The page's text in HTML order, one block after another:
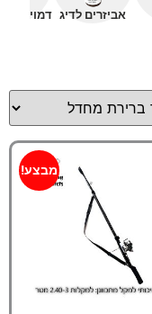
אביזרים לדיג דמויים
מבצע!